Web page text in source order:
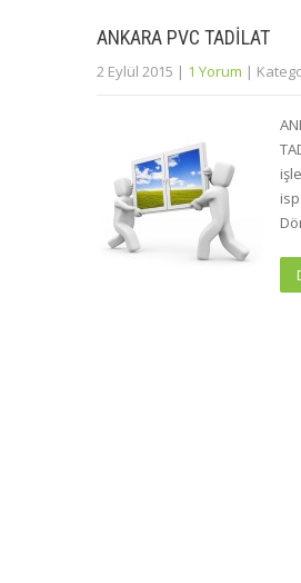
ANKARA PVC TADİLAT
2 Eylül 2015 | 1 Yorum |